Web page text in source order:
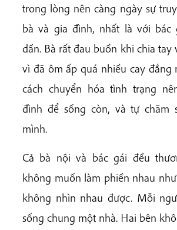
trong lòng nên càng ngày sự
bà và gia đình, nhất là với bác
dần. Bà rất đau buồn khi chia tay
vì đã ôm ấp quá nhiều cay đắng
cách chuyển hóa tình trạng
đình để sống còn, và tự chăm
mình.
Cả bà nội và bác gái đều
không muốn làm phiền nhau
không nhìn nhau được. Mỗi
sống chung một nhà. Hai bên